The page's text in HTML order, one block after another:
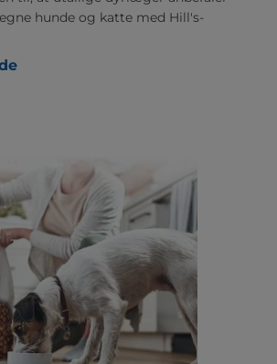
hunde og katte med Hill's-